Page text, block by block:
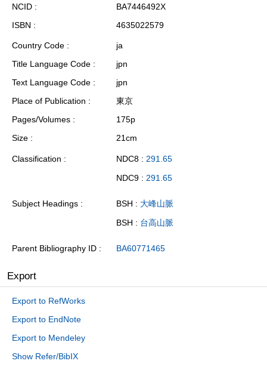
NCID
BA7446492X
ISBN
4635022579
Country Code
ja
Title Language Code
jpn
Text Language Code
jpn
Place of Publication
東京
Pages/Volumes
175p
Size
21cm
Classification NDC8 : 291.65
NDC9 : 291.65
Subject Headings BSH : 大峰山脈
BSH : 台高山脈
Parent Bibliography ID BA60771465
Export
Export to RefWorks
Export to EndNote
Export to Mendeley
Show Refer/BibIX